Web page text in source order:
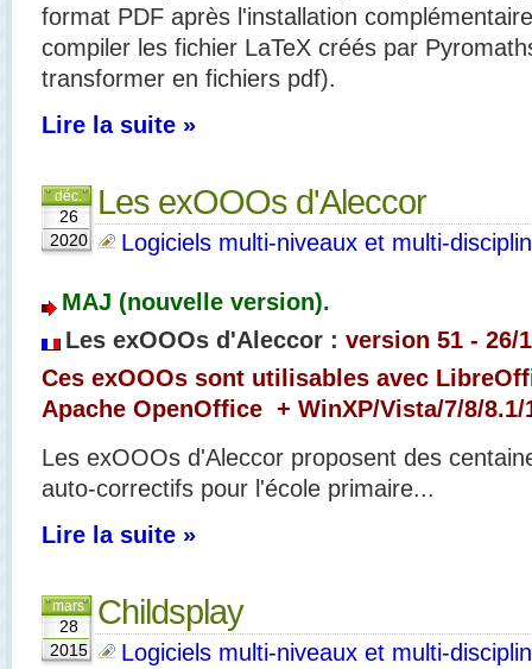
format PDF après l'installation
compiler les fichier LaTeX créés par
transformer en fichiers pdf).
Lire la suite »
déc.
26
2020
Les exOOOs d'Aleccor
Logiciels multi-niveaux et multi-
MAJ (nouvelle version).
Les exOOOs d'Aleccor : version 51 - 26/
Ces exOOOs sont utilisables avec
Apache OpenOffice + WinXP/Vista/7/8/8.1/
Les exOOOs d'Aleccor proposent des
auto-correctifs pour l'école primaire...
Lire la suite »
mars
28
2015
Childsplay
Logiciels multi-niveaux et multi-